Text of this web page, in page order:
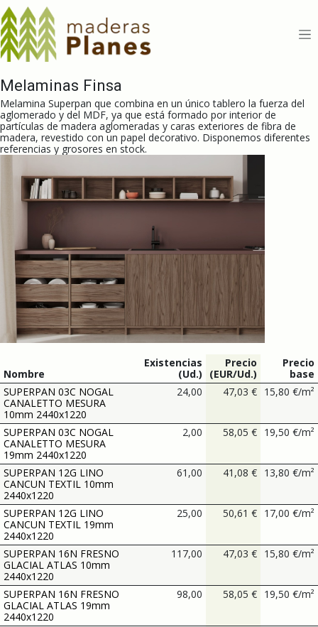
Ir al contenido
Melaminas Finsa
Melamina Superpan que combina en un único tablero la fuerza del
aglomerado y del MDF, ya que está formado por interior de
partículas de madera aglomeradas y caras exteriores de fibra de
madera, revestido con un papel decorativo. Disponemos diferentes
referencias y grosores en stock.
Nombre
Existencias
(Ud.)
Precio
(EUR/Ud.)
Precio
base
SUPERPAN 03C NOGAL
CANALETTO MESURA
10mm 2440x1220
24,00 47,03 € 15,80 €/m²
SUPERPAN 03C NOGAL
CANALETTO MESURA
19mm 2440x1220
2,00 58,05 € 19,50 €/m²
SUPERPAN 12G LINO
CANCUN TEXTIL 10mm
2440x1220
61,00 41,08 € 13,80 €/m²
SUPERPAN 12G LINO
CANCUN TEXTIL 19mm
2440x1220
25,00 50,61 € 17,00 €/m²
SUPERPAN 16N FRESNO
GLACIAL ATLAS 10mm
2440x1220
117,00 47,03 € 15,80 €/m²
SUPERPAN 16N FRESNO
GLACIAL ATLAS 19mm
2440x1220
98,00 58,05 € 19,50 €/m²